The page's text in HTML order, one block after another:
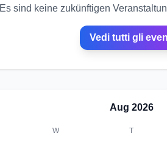
Es sind keine zukünftigen
Vedi tutti gli
Aug 2026
W T